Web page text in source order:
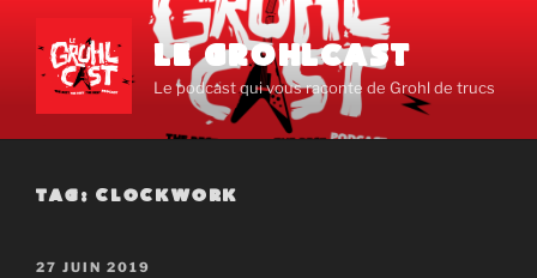
contenu
principal
LE GROHLCAST
Le podcast qui vous raconte de Grohl de trucs
TAG: CLOCKWORK
PUBLIÉ
27 JUIN 2019